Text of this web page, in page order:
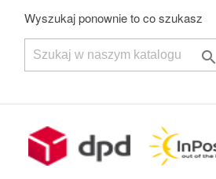
Wyszukaj ponownie to co szukasz
